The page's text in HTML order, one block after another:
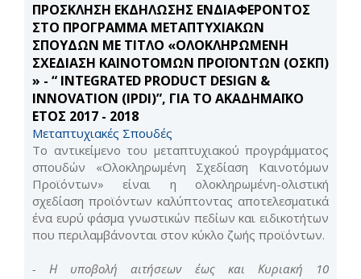
ΠΡΟΣΚΛΗΣΗ ΕΚΔΗΛΩΣΗΣ ΕΝΔΙΑΦΕΡΟΝΤΟΣ
ΣΤΟ ΠΡΟΓΡΑΜΜΑ ΜΕΤΑΠΤΥΧΙΑΚΩΝ
ΣΠΟΥΔΩΝ ΜΕ ΤΙΤΛΟ «ΟΛΟΚΛΗΡΩΜΕΝΗ
ΣΧΕΔΙΑΣΗ ΚΑΙΝΟΤΟΜΩΝ ΠΡΟΪΟΝΤΩΝ (ΟΣΚΠ)
» - “ INTEGRATED PRODUCT DESIGN &
INNOVATION (IPDI)”, ΓΙΑ ΤΟ ΑΚΑΔΗΜΑΪΚΟ
ΕΤΟΣ 2017 - 2018
Μεταπτυχιακές Σπουδές
Το αντικείμενο του μεταπτυχιακού προγράμματος
σπουδών «Ολοκληρωμένη Σχεδίαση Καινοτόμων
Προϊόντων» είναι η ολοκληρωμένη-ολιστική
σχεδίαση προϊόντων καλύπτοντας αποτελεσματικά
ένα ευρύ φάσμα γνωστικών πεδίων και ειδικοτήτων
που περιλαμβάνονται στον κύκλο ζωής προϊόντων.
- Η υποβολή αιτήσεων έως και Κυριακή 10